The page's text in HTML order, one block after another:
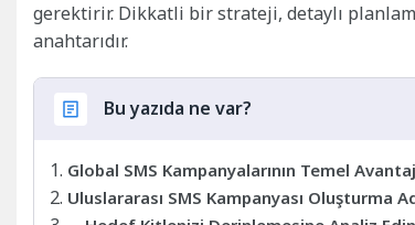
gerektirir. Dikkatli bir strateji, detaylı
anahtarıdır.
Bu yazıda ne var?
Global SMS Kampanyalarının Temel
Uluslararası SMS Kampanyası Oluşturma